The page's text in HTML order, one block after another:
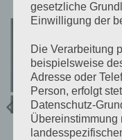
gesetzliche
Einwilligung der
Die Verarbeitung
beispielsweise
Adresse oder
Person, erfolgt
Datenschutz-
Übereinstimmung